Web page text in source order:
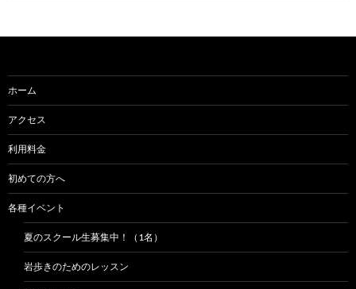
ー
ョ
ン
ホーム
アクセス
利用料金
初めての方へ
各種イベント
夏のスクール生募集中！（1名）
岩歩きのためのレッスン